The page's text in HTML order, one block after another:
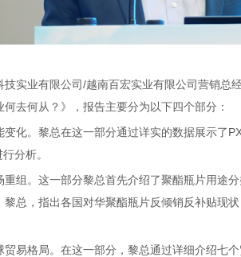
业有限公司/越南百宏实业有限公司营销总
何去何从？》，报告主要分为以下四个部分：
。黎总在这一部分通过详实的数据展示了PX
分析。
。这一部分黎总首先介绍了聚酯瓶片用途分
黎总，指出各国对华聚酯瓶片反倾销反补贴现
格局。在这一部分，黎总通过详细介绍七个